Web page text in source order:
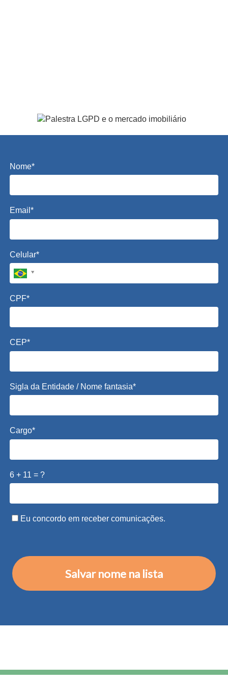
Nome*
Email*
Celular*
CPF*
CEP*
Sigla da Entidade / Nome fantasia*
Cargo*
6 + 11 = ?
Eu concordo em receber comunicações.
Salvar nome na lista